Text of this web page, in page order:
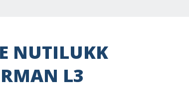
NUTILUKK
L3